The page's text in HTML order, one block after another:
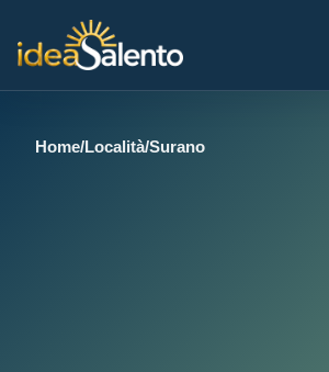
Home/Località/Surano